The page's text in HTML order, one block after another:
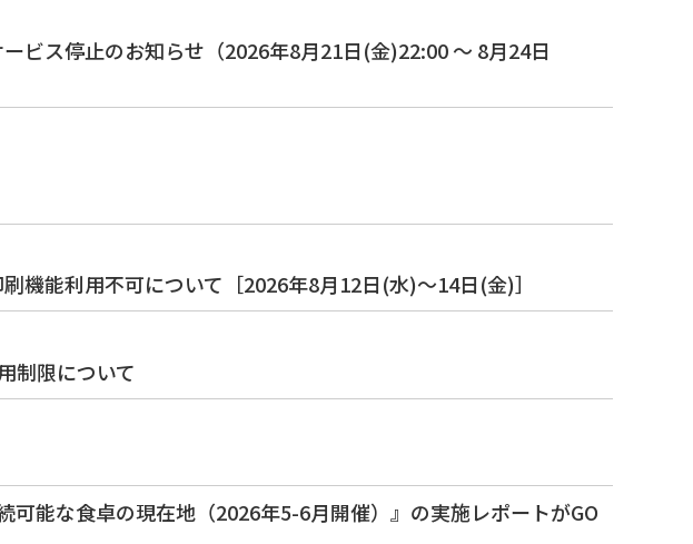
ビス停止のお知らせ（2026年8月21日(金)22:00 ～ 8月24日
機能利用不可について［2026年8月12日(水)～14日(金)］
制限について
能な食卓の現在地（2026年5-6月開催）』の実施レポートがGO